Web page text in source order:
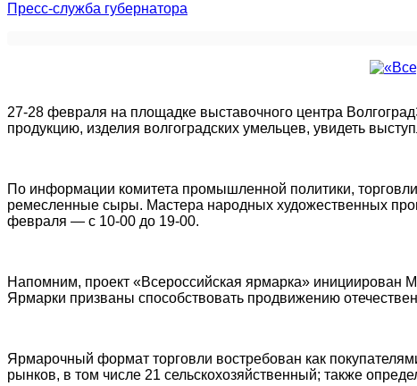
Пресс-служба губернатора
27-28 февраля на площадке выставочного центра
продукцию, изделия волгоградских умельцев, увидеть
По информации комитета промышленной политики,
ремесленные сыры. Мастера народных художественных
февраля — с 10-00 до 19-00.
Напомним, проект «Всероссийская ярмарка» инициирован
Ярмарки призваны способствовать продвижению
Ярмарочный формат торговли востребован как
рынков, в том числе 21 сельскохозяйственный; также